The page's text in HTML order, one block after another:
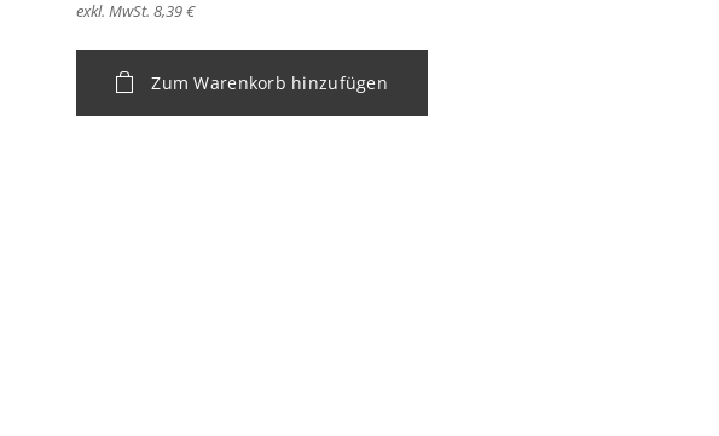
exkl. MwSt. 8,39 €
Zum Warenkorb hinzufügen